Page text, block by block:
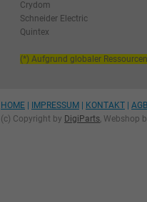
Crydom
Schneider Electric
Quintex
(*) Aufgrund globaler
HOME IMPRESSUM KONTAKT AGB
(c) Copyright by DigiParts, Webshop